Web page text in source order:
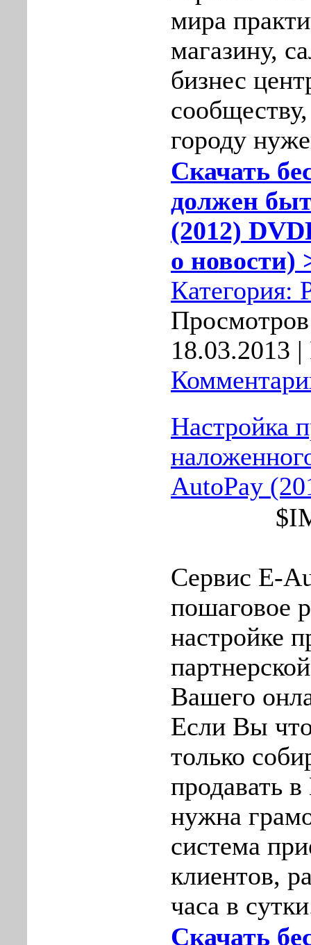
мира
магазину,
бизнес
городу
Скачать
должен
(2012)
о новости)
Категория:
18.03.2013 |
Настройка
AutoPay
Сервис E-
пошаговое
настройке
Вашего
Если Вы
только
продавать
нужна
система
клиентов,
часа в
Скачать